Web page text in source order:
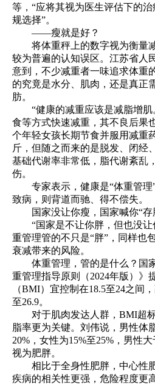
等，“应将其视为医生评估下的
规选择”。
——瘦就是好？
将体重秤上的数字视为衡量
较为普遍的认知误区。江苏省人
意到，不少减重者一味追求体重
的究竟是水分、肌肉，还是真正
肪。
“健康的减重应该是减脂增肌
食等方式快速减重，其不良后果
个年轻女孩长期节食并服用减重
斤，但随之而来的是脱发、闭经
基础代谢率非常低，脂代谢紊乱
伤。
专家表示，健康是“体重管理
致病，则背道而驰、得不偿失。
国家没让你瘦，国家喊你“存
“国家是不让你胖，但也没让
重管理管的不只是“胖”，同样也
衰减带来的风险。
体重管理，管的是什么？国
重管理指导原则（2024年版）》
（BMI）宜控制在18.5至24之间
至26.9。
对于肌肉发达人群，BMI超标
脂率更为关键。刘伟说，男性体
20%，女性为15%至25%，男性
视为肥胖。
相比于全身性肥胖，中心性
疾病的相关性更强，危险程度更